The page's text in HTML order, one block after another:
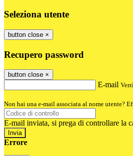
Seleziona utente
button close ×
Recupero password
button close ×
E-mail
Non hai una e-mail associata al nome utente?
E-mail inviata, si prega di controllare la
Errore